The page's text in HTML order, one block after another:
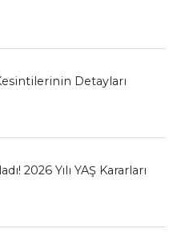
Detayları
2026 Yılı YAŞ Kararları